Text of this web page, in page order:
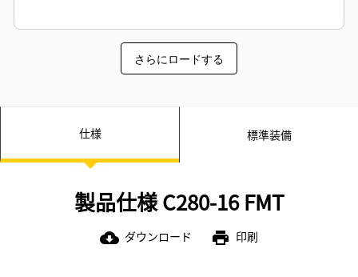
さらにロードする
仕様 標準装備
製品仕様 C280-16 FMT
cloud_download ダウンロード print 印刷